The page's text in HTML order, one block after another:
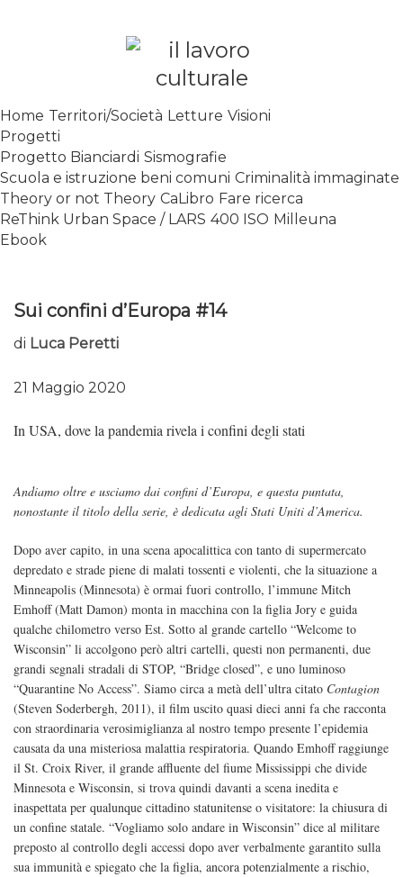
SPALANCARE LE FINESTRE DEI
CONTEMPORANEO
Home Territori/Società Letture Visioni
Progetti
Progetto Bianciardi Sismografie
Scuola e istruzione beni comuni Criminalità immaginate
Theory or not Theory CaLibro Fare ricerca
ReThink Urban Space / LARS 400 ISO Milleuna
Ebook
Sui confini d’Europa #14
di Luca Peretti
21 Maggio 2020
In USA, dove la pandemia rivela i confini degli stati
Andiamo oltre e usciamo dai confini d’Europa, e questa puntata,
nonostante il titolo della serie, è dedicata agli Stati Uniti d’America.
Dopo aver capito, in una scena apocalittica con tanto di supermercato
depredato e strade piene di malati tossenti e violenti, che la situazione a
Minneapolis (Minnesota) è ormai fuori controllo, l’immune Mitch
Emhoff (Matt Damon) monta in macchina con la figlia Jory e guida
qualche chilometro verso Est. Sotto al grande cartello “Welcome to
Wisconsin” li accolgono però altri cartelli, questi non permanenti, due
grandi segnali stradali di STOP, “Bridge closed”, e uno luminoso
“Quarantine No Access”. Siamo circa a metà dell’ultra citato Contagion
(Steven Soderbergh, 2011), il film uscito quasi dieci anni fa che racconta
con straordinaria verosimiglianza al nostro tempo presente l’epidemia
causata da una misteriosa malattia respiratoria. Quando Emhoff raggiunge
il St. Croix River, il grande affluente del fiume Mississippi che divide
Minnesota e Wisconsin, si trova quindi davanti a scena inedita e
inaspettata per qualunque cittadino statunitense o visitatore: la chiusura di
un confine statale. “Vogliamo solo andare in Wisconsin” dice al militare
preposto al controllo degli accessi dopo aver verbalmente garantito sulla
sua immunità e spiegato che la figlia, ancora potenzialmente a rischio,